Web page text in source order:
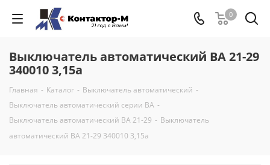
0
Выключатель автоматический ВА 21-29
340010 3,15а
Главная - Каталог - Выключатель автоматический -
Выключатель автоматический серии ВА -
Выключатель автоматический ВА 21-29 - Выключатель
автоматический ВА 21-29 340010 3,15а